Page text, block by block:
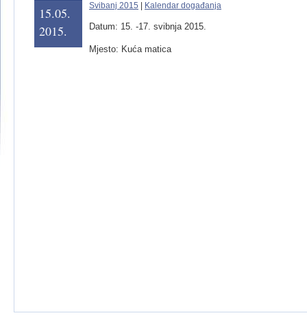
15.05.
2015.
Svibanj 2015 Kalendar događanja
Datum: 15. -17. svibnja 2015.
Mjesto: Kuća matica